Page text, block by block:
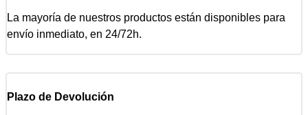
La mayoría de nuestros productos están disponibles para
envío inmediato, en 24/72h.
Plazo de Devolución